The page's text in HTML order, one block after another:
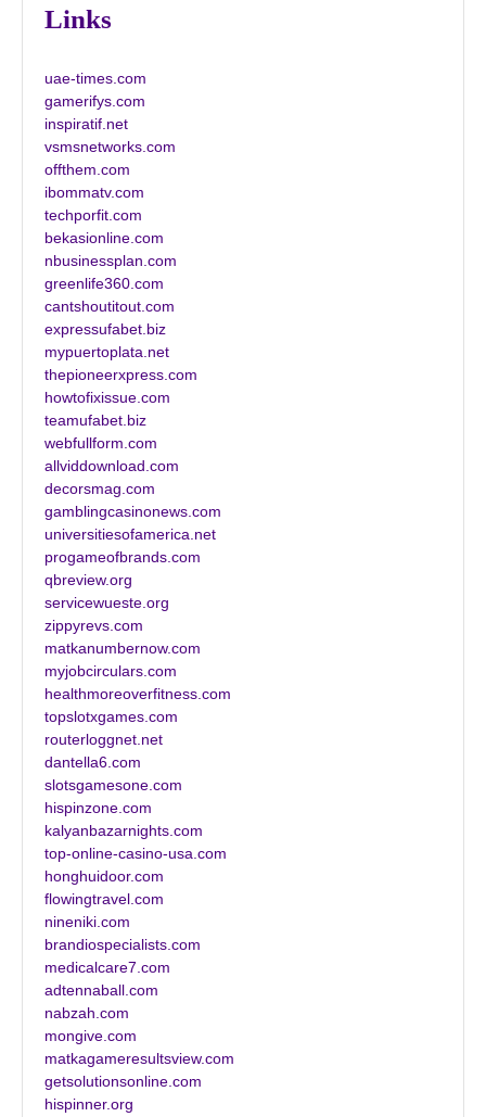
Links
uae-times.com
gamerifys.com
inspiratif.net
vsmsnetworks.com
offthem.com
ibommatv.com
techporfit.com
bekasionline.com
nbusinessplan.com
greenlife360.com
cantshoutitout.com
expressufabet.biz
mypuertoplata.net
thepioneerxpress.com
howtofixissue.com
teamufabet.biz
webfullform.com
allviddownload.com
decorsmag.com
gamblingcasinonews.com
universitiesofamerica.net
progameofbrands.com
qbreview.org
servicewueste.org
zippyrevs.com
matkanumbernow.com
myjobcirculars.com
healthmoreoverfitness.com
topslotxgames.com
routerloggnet.net
dantella6.com
slotsgamesone.com
hispinzone.com
kalyanbazarnights.com
top-online-casino-usa.com
honghuidoor.com
flowingtravel.com
nineniki.com
brandiospecialists.com
medicalcare7.com
adtennaball.com
nabzah.com
mongive.com
matkagameresultsview.com
getsolutionsonline.com
hispinner.org